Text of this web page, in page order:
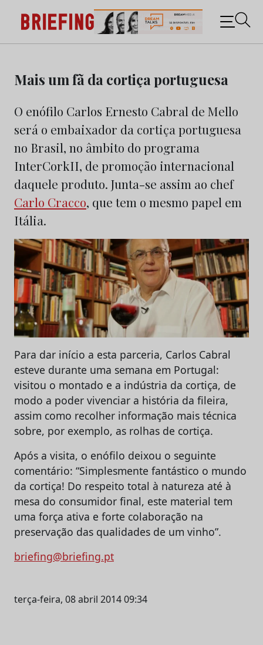
content
Briefing: Todas as notícias sobre os negócios do
Marketing e da Publicidade
Mais um fã da cortiça portuguesa
O enófilo Carlos Ernesto Cabral de Mello
será o embaixador da cortiça portuguesa
no Brasil, no âmbito do programa
InterCorkII, de promoção internacional
daquele produto. Junta-se assim ao chef
Carlo Cracco, que tem o mesmo papel em
Itália.
Para dar início a esta parceria, Carlos Cabral
esteve durante uma semana em Portugal:
visitou o montado e a indústria da cortiça, de
modo a poder vivenciar a história da fileira,
assim como recolher informação mais técnica
sobre, por exemplo, as rolhas de cortiça.
Após a visita, o enófilo deixou o seguinte
comentário: “Simplesmente fantástico o mundo
da cortiça! Do respeito total à natureza até à
mesa do consumidor final, este material tem
uma força ativa e forte colaboração na
preservação das qualidades de um vinho”.
briefing@briefing.pt
terça-feira, 08 abril 2014 09:34